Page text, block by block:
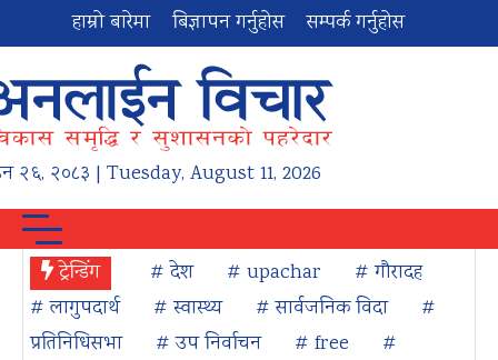
हाम्रो बारेमा बिज्ञापन गर्नुहोस सम्पर्क गर्नुहोस
२६, २०८३ | Tuesday, August 11, 2026
ट्रेन्डिंग # देश # upachar
# गौरादह
# लागुपदार्थ
# स्वास्थ्य # सार्वजनिक विदा
#
प्रतिनिधिसभा
# उप निर्वाचन # free
#